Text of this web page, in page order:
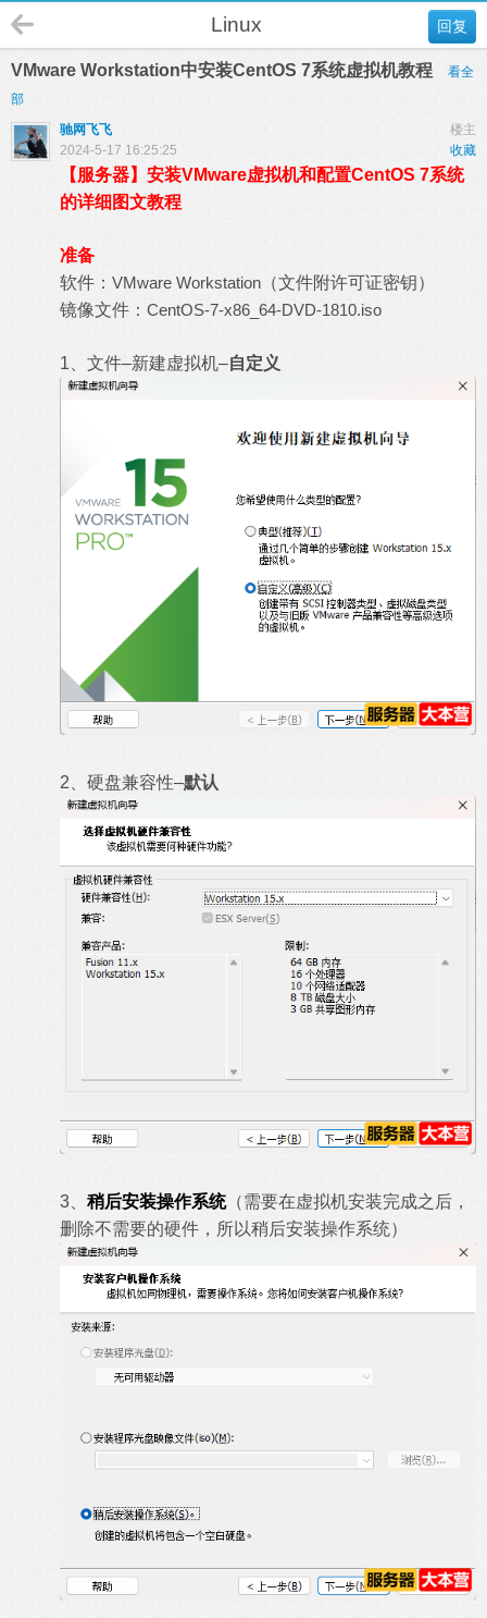
回复
Linux
VMware Workstation中安装CentOS 7系统虚拟机教程
看全
部
楼主
驰网飞飞
收藏
2024-5-17 16:25:25
【服务器】安装VMware虚拟机和配置CentOS 7系统
的详细图文教程
准备
软件： VMware Workstation （文件附许可证密钥）
镜像文件： CentOS-7-x86_64-DVD-1810.iso
1、文件–新建虚拟机–自定义
2、硬盘兼容性–默认
3、 稍后安装操作系统（需要在虚拟机安装完成之后，
删除不需要的硬件，所以稍后安装操作系统）